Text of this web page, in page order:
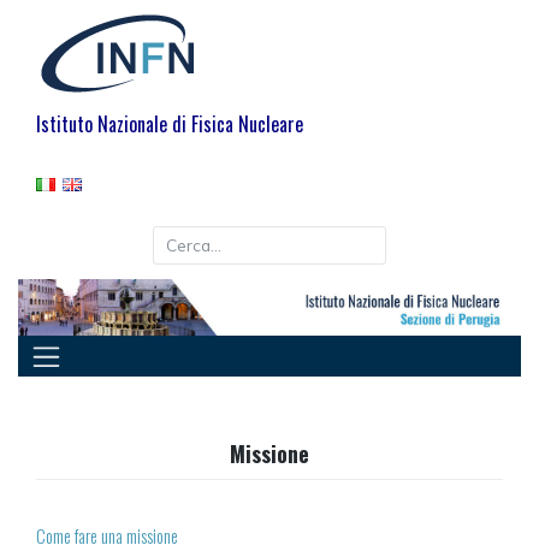
content
Istituto Nazionale di Fisica Nucleare
Missione
Come fare una missione